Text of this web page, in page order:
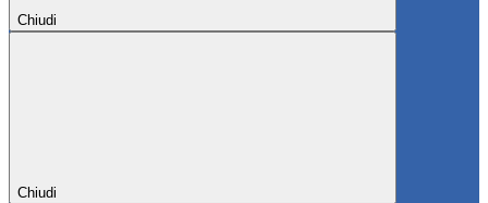
Chiudi
Chiudi